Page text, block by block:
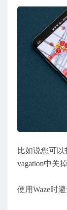
比如说您可以
vagation中关掉
使用Waze时